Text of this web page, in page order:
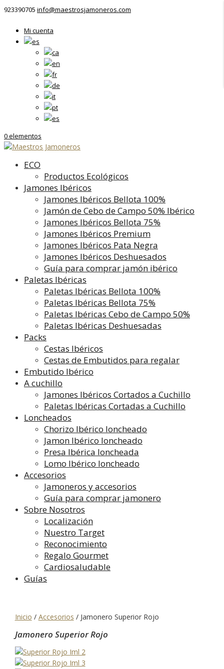
923390705 info@maestrosjamoneros.com
Mi cuenta
0 elementos
ECO
Productos Ecológicos
Jamones Ibéricos
Jamones Ibéricos Bellota 100%
Jamón de Cebo de Campo 50% Ibérico
Jamones Ibéricos Bellota 75%
Jamones Ibéricos Premium
Jamones Ibéricos Pata Negra
Jamones Ibéricos Deshuesados
Guía para comprar jamón ibérico
Paletas Ibéricas
Paletas Ibéricas Bellota 100%
Paletas Ibéricas Bellota 75%
Paletas Ibéricas Cebo de Campo 50%
Paletas Ibéricas Deshuesadas
Packs
Cestas Ibéricos
Cestas de Embutidos para regalar
Embutido Ibérico
A cuchillo
Jamones Ibéricos Cortados a Cuchillo
Paletas Ibéricas Cortadas a Cuchillo
Loncheados
Chorizo Ibérico loncheado
Jamon Ibérico loncheado
Presa Ibérica loncheada
Lomo Ibérico loncheado
Accesorios
Jamoneros y accesorios
Guía para comprar jamonero
Sobre Nosotros
Localización
Nuestro Target
Reconocimiento
Regalo Gourmet
Cardiosaludable
Guías
Inicio / Accesorios / Jamonero Superior Rojo
Jamonero Superior Rojo